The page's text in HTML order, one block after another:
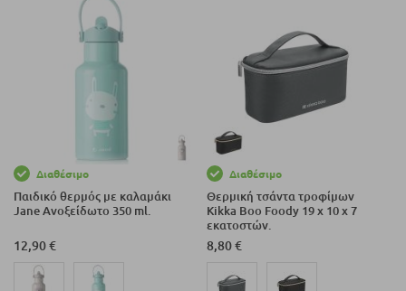
Διαθέσιμο
Παιδικό θερμός με καλαμάκι
Jane Ανοξείδωτο 350 ml.
12,90 €
Διαθέσιμο
Θερμική τσάντα τροφίμων
Kikka Boo Foody 19 x 10 x 7
εκατοστών.
8,80 €